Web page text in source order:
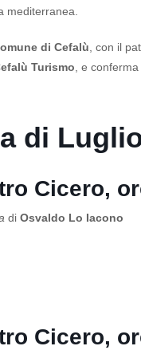
mediterranea.
di Cefalù , con il
Turismo , e
di
Cicero,
di Osvaldo Lo Iacono
Cicero,